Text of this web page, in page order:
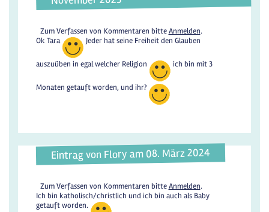
Zum Verfassen von Kommentaren bitteAnmelden.
Ok Tara
Jeder hat seine Freiheit den Glauben
auszuüben in egal welcher Religion ich bin mit 3
Monaten getauft worden, und ihr?
Eintrag von Flory am 08. März 2024
Zum Verfassen von Kommentaren bitteAnmelden.
Ich bin katholisch/christlich und ich bin auch als Baby
getauft worden.